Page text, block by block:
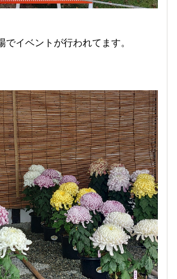
イベントが行われてます。